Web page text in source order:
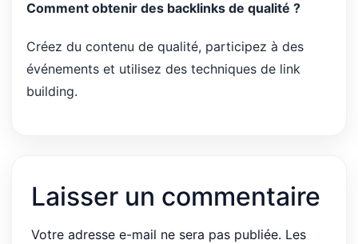
Comment obtenir des backlinks de qualité ?
Créez du contenu de qualité, participez à des
événements et utilisez des techniques de link
building.
Laisser un commentaire
Votre adresse e-mail ne sera pas publiée. Les